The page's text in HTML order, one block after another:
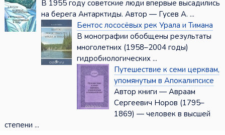
В 1955 году советские люди впервые высадились
на берега Антарктиды. Автор — Гусев А. ...
Бентос лососёвых рек Урала и Тимана
В монографии обобщены результаты
многолетних (1958–2004 годы)
гидробиологических ...
Путешествие к семи церквам,
упомянутым в Апокалипсисе
Автор книги — Авраам
Сергеевич Норов (1795–
1869) — человек в высшей
степени ...